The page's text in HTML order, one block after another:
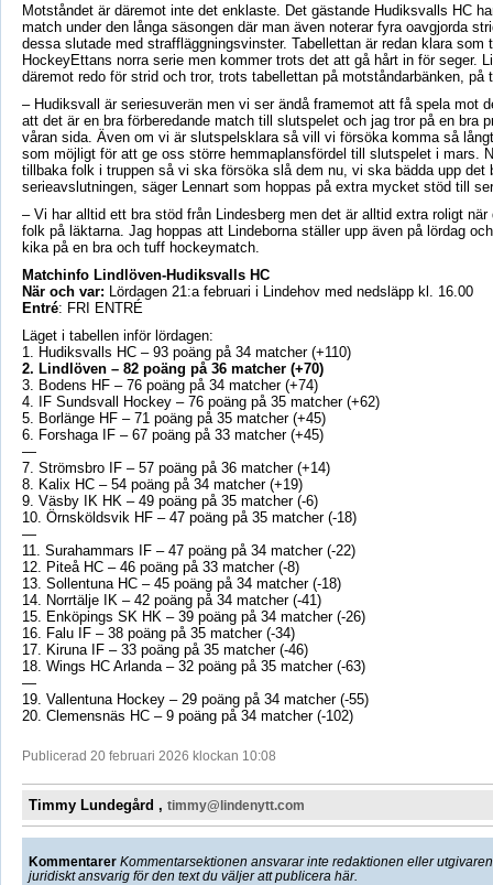
Motståndet är däremot inte det enklaste. Det gästande Hudiksvalls HC
match under den långa säsongen där man även noterar fyra oavgjorda
dessa slutade med straffläggningsvinster. Tabellettan är redan klara som
HockeyEttans norra serie men kommer trots det att gå hårt in för seger.
däremot redo för strid och tror, trots tabellettan på motståndarbänken, på
– Hudiksvall är seriesuverän men vi ser ändå framemot att få spela mot
att det är en bra förberedande match till slutspelet och jag tror på en bra
våran sida. Även om vi är slutspelsklara så vill vi försöka komma så
som möjligt för att ge oss större hemmaplansfördel till slutspelet i mars.
tillbaka folk i truppen så vi ska försöka slå dem nu, vi ska bädda upp det
serieavslutningen, säger Lennart som hoppas på extra mycket stöd till
– Vi har alltid ett bra stöd från Lindesberg men det är alltid extra roligt
folk på läktarna. Jag hoppas att Lindeborna ställer upp även på lördag
kika på en bra och tuff hockeymatch.
Matchinfo Lindlöven-Hudiksvalls HC
När och var: Lördagen 21:a februari i Lindehov med nedsläpp kl. 16.00
Entré: FRI ENTRÉ
Läget i tabellen inför lördagen:
1. Hudiksvalls HC – 93 poäng på 34 matcher (+110)
2. Lindlöven – 82 poäng på 36 matcher (+70)
3. Bodens HF – 76 poäng på 34 matcher (+74)
4. IF Sundsvall Hockey – 76 poäng på 35 matcher (+62)
5. Borlänge HF – 71 poäng på 35 matcher (+45)
6. Forshaga IF – 67 poäng på 33 matcher (+45)
—
7. Strömsbro IF – 57 poäng på 36 matcher (+14)
8. Kalix HC – 54 poäng på 34 matcher (+19)
9. Väsby IK HK – 49 poäng på 35 matcher (-6)
10. Örnsköldsvik HF – 47 poäng på 35 matcher (-18)
—
11. Surahammars IF – 47 poäng på 34 matcher (-22)
12. Piteå HC – 46 poäng på 33 matcher (-8)
13. Sollentuna HC – 45 poäng på 34 matcher (-18)
14. Norrtälje IK – 42 poäng på 34 matcher (-41)
15. Enköpings SK HK – 39 poäng på 34 matcher (-26)
16. Falu IF – 38 poäng på 35 matcher (-34)
17. Kiruna IF – 33 poäng på 35 matcher (-46)
18. Wings HC Arlanda – 32 poäng på 35 matcher (-63)
—
19. Vallentuna Hockey – 29 poäng på 34 matcher (-55)
20. Clemensnäs HC – 9 poäng på 34 matcher (-102)
Publicerad 20 februari 2026 klockan 10:08
Timmy Lundegård , timmy@lindenytt.com
Kommentarer Kommentarsektionen ansvarar inte redaktionen eller
juridiskt ansvarig för den text du väljer att publicera här.